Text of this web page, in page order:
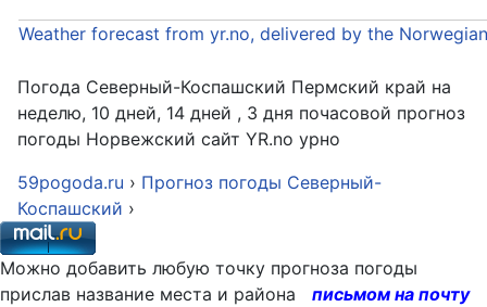
Weather forecast from yr.no, delivered by the
Погода Северный-Коспашский Пермский край на
неделю, 10 дней, 14 дней , 3 дня почасовой прогноз
погоды Норвежский сайт YR.no урно
59pogoda.ru › Прогноз погоды Северный-
Коспашский ›
Можно добавить любую точку прогноза погоды
прислав название места и района
письмом на почту